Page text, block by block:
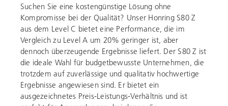
Suchen Sie eine kostengünstige Lösung ohne
Kompromisse bei der Qualität? Unser Honring S80 Z
aus dem Level C bietet eine Performance, die im
Vergleich zu Level A um 20% geringer ist, aber
dennoch überzeugende Ergebnisse liefert. Der S80 Z ist
die ideale Wahl für budgetbewusste Unternehmen, die
trotzdem auf zuverlässige und qualitativ hochwertige
Ergebnisse angewiesen sind. Er bietet ein
ausgezeichnetes Preis-Leistungs-Verhältnis und ist